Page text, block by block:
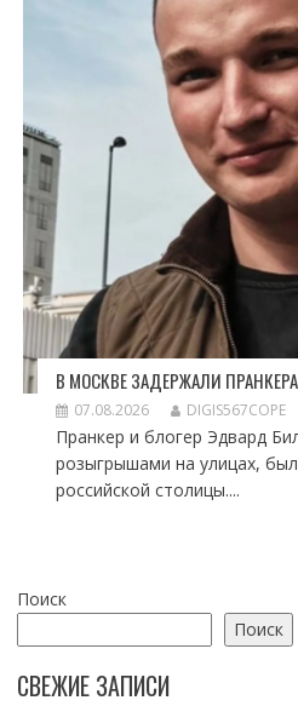
В МОСКВЕ ЗАДЕРЖАЛИ
07.08.2026 DIGIS567COPE
Пранкер и блогер Эдвард
розыгрышами на улицах,
российской столицы....
Поиск
Поиск
СВЕЖИЕ ЗАПИСИ